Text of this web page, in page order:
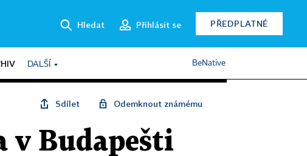
Hledat Přihlásit se PŘEDPLATNÉ
DALŠÍ BeNative
Sdílet Odemknout známému
v Budapešti